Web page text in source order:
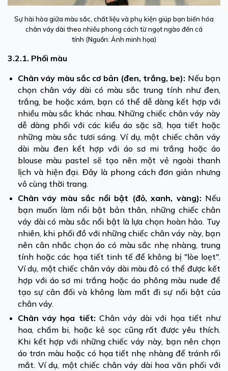
Sự hài hòa giữa màu sắc, chất liệu và phụ kiện giúp bạn biến hóa
chân váy dài theo nhiều phong cách từ ngọt ngào đến cá
tính (Nguồn: Ảnh minh họa)
3.2.1. Phối màu
Chân váy màu sắc cơ bản (đen, trắng, be): Nếu bạn
chọn chân váy dài có màu sắc trung tính như đen,
trắng, be hoặc xám, bạn có thể dễ dàng kết hợp với
nhiều màu sắc khác nhau. Những chiếc chân váy này
dễ dàng phối với các kiểu áo sặc sỡ, họa tiết hoặc
những màu sắc tươi sáng. Ví dụ, một chiếc chân váy
dài màu đen kết hợp với áo sơ mi trắng hoặc áo
blouse màu pastel sẽ tạo nên một vẻ ngoài thanh
lịch và hiện đại. Đây là phong cách đơn giản nhưng
vô cùng thời trang.
Chân váy màu sắc nổi bật (đỏ, xanh, vàng): Nếu
bạn muốn làm nổi bật bản thân, những chiếc chân
váy dài có màu sắc nổi bật là lựa chọn hoàn hảo. Tuy
nhiên, khi phối đồ với những chiếc chân váy này, bạn
nên cân nhắc chọn áo có màu sắc nhẹ nhàng, trung
tính hoặc các họa tiết tinh tế để không bị "lòe loẹt".
Ví dụ, một chiếc chân váy dài màu đỏ có thể được kết
hợp với áo sơ mi trắng hoặc áo phông màu nude để
tạo sự cân đối và không làm mất đi sự nổi bật của
chân váy.
Chân váy họa tiết: Chân váy dài với họa tiết như
hoa, chấm bi, hoặc kẻ sọc cũng rất được yêu thích.
Khi kết hợp với những chiếc váy này, bạn nên chọn
áo trơn màu hoặc có họa tiết nhẹ nhàng để tránh rối
mắt. Ví dụ, một chiếc chân váy dài hoa văn phối với